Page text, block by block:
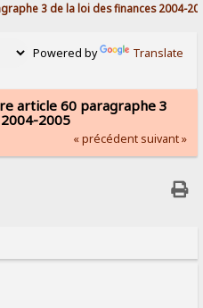
3 de la loi des finances 2004-
Powered by Translate
article 60 paragraphe 3
2005
« précédent suivant »